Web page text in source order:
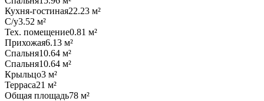
Кухня-гостиная22.23 м²
С/у3.52 м²
Тех. помещение0.81 м²
Прихожая6.13 м²
Спальня10.64 м²
Спальня10.64 м²
Крыльцо3 м²
Терраса21 м²
Общая площадь78 м²